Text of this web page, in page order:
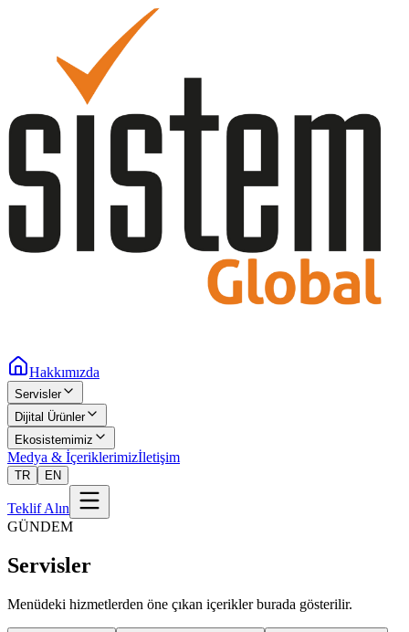
Hakkımızda
Servisler
Dijital Ürünler
Ekosistemimiz
Medya & İçeriklerimizİletişim
TR EN
Teklif Alın
GÜNDEM
Servisler
Menüdeki hizmetlerden öne çıkan içerikler burada gösterilir.